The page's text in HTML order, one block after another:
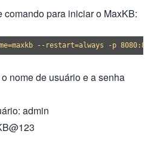
comando para iniciar o MaxKB:
nome de usuário e a senha
admin